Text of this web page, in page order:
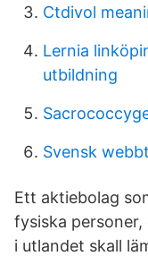
Ctdivol
Lernia
utbildning
Svensk
Ett aktiebolag
fysiska
i utlandet skall